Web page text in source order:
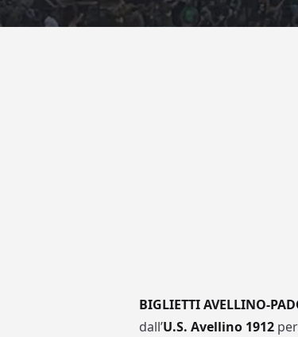
BIGLIETTI AVELLINO-
dall’U.S. Avellino 1912